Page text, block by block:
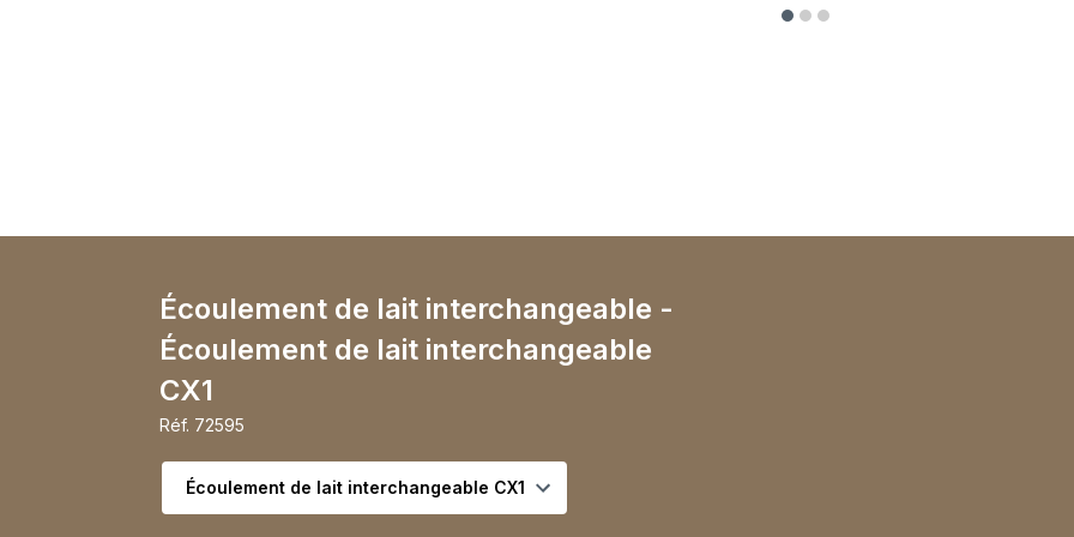
Choisir la variante
Écoulement de lait interchangeable -
Écoulement de lait interchangeable
CX1
Réf. 72595